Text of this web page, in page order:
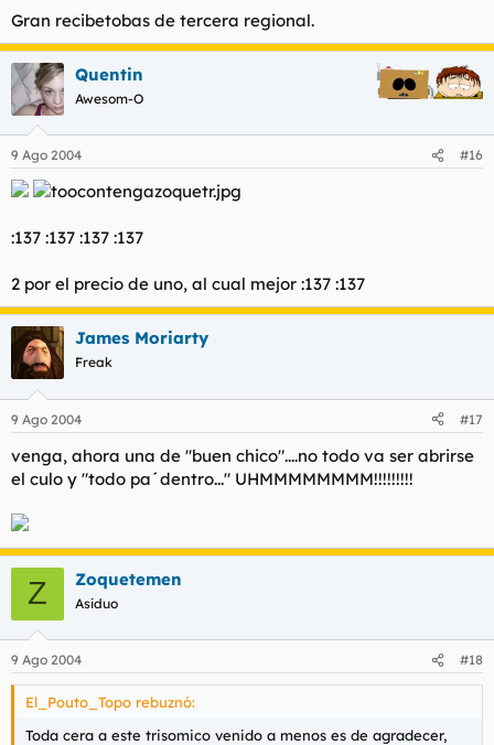
Gran recibetobas de tercera regional.
Quentin
Awesom-O
9 Ago 2004 #16
:137 :137 :137 :137
2 por el precio de uno, al cual mejor :137 :137
James Moriarty
Freak
9 Ago 2004 #17
venga, ahora una de "buen chico"....no todo va ser abrirse
el culo y "todo pa´dentro..." UHMMMMMMMM!!!!!!!!!
Z Zoquetemen
Asiduo
9 Ago 2004 #18
El_Pouto_Topo rebuznó:
Toda cera a este trisomico venido a menos es de agradecer,